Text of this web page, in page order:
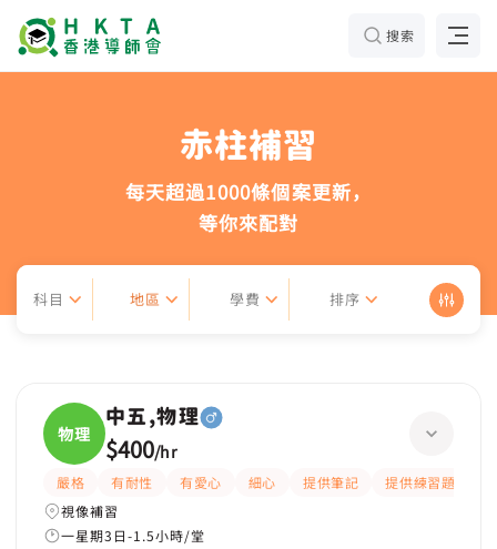
搜索
赤柱補習
每天超過1000條個案更新，
等你來配對
科目 地區 學費 排序
物理
中五,物理
$400/hr
嚴格 有耐性 有愛心 細心 提供筆記
提供練習題/試題
視像補習
一星期3日-1.5小時/堂